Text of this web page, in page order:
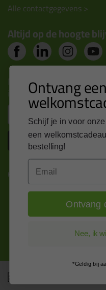
Alle contactgegevens >
Altijd op de hoogte
Nieuws, tips en
inbox
Kitcentrum is trots op:
Ontvang een
Schijf je in voor
een welkomstcadeau
bestelling!
Email
Ontvang
Nee, ik
*Geldig bij